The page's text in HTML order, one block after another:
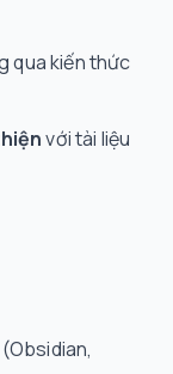
qua kiến thức
với tài liệu
(Obsidian,